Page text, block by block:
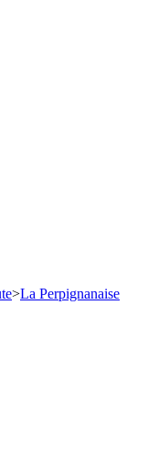
>La Perpignanaise